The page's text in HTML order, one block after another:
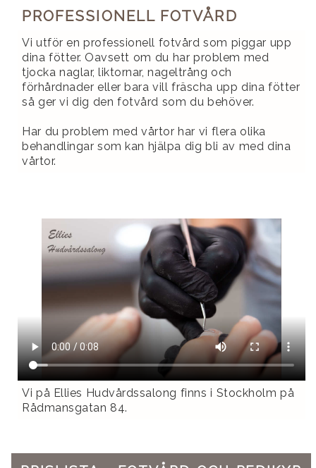
PROFESSIONELL FOTVÅRD
Vi utför en professionell fotvård som piggar upp
dina fötter. Oavsett om du har problem med
tjocka naglar, liktornar, nageltrång och
förhårdnader eller bara vill fräscha upp dina fötter
så ger vi dig den fotvård som du behöver.
Har du problem med vårtor har vi flera olika
behandlingar som kan hjälpa dig bli av med dina
vårtor.
Vi på Ellies Hudvårdssalong finns i Stockholm på
Rådmansgatan 84.